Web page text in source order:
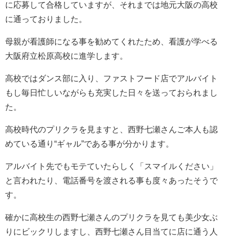
に応募して合格していますが、それまでは地元大阪の高校
に通っておりました。
母親が看護師になる事を勧めてくれたため、看護が学べる
大阪府立松原高校に進学します。
高校ではダンス部に入り、ファストフード店でアルバイト
もし毎日忙しいながらも充実した日々を送っておられまし
た。
高校時代のプリクラを見ますと、西野七瀬さんご本人も認
めている通り“ギャル”である事が分かります。
アルバイト先でもモテていたらしく「スマイルください」
と言われたり、電話番号を渡される事も度々あったそうで
す。
確かに高校生の西野七瀬さんのプリクラを見ても美少女ぶ
りにビックリしますし、西野七瀬さん目当てに店に通う人